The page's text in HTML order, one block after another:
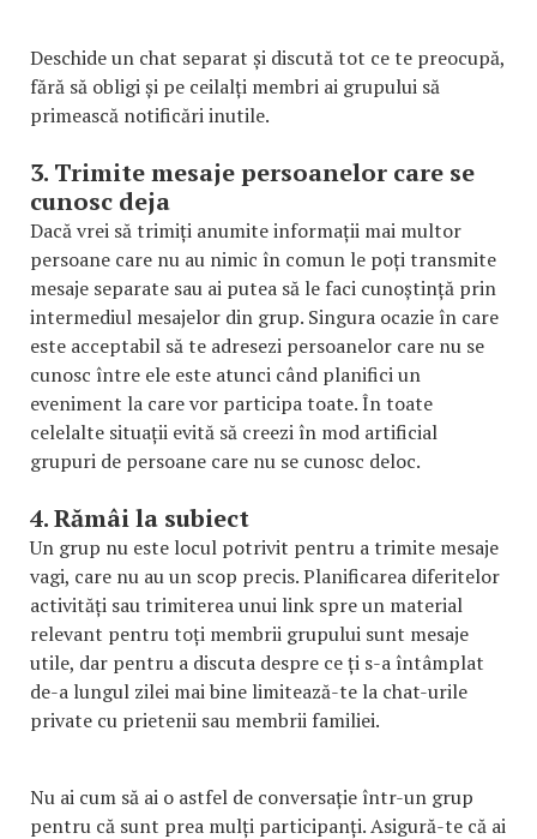
Deschide un chat separat și discută tot ce te preocupă,
fără să obligi și pe ceilalți membri ai grupului să
primească notificări inutile.
3. Trimite mesaje persoanelor care se
cunosc deja
Dacă vrei să trimiți anumite informații mai multor
persoane care nu au nimic în comun le poți transmite
mesaje separate sau ai putea să le faci cunoștință prin
intermediul mesajelor din grup. Singura ocazie în care
este acceptabil să te adresezi persoanelor care nu se
cunosc între ele este atunci când planifici un
eveniment la care vor participa toate. În toate
celelalte situații evită să creezi în mod artificial
grupuri de persoane care nu se cunosc deloc.
4. Rămâi la subiect
Un grup nu este locul potrivit pentru a trimite mesaje
vagi, care nu au un scop precis. Planificarea diferitelor
activități sau trimiterea unui link spre un material
relevant pentru toți membrii grupului sunt mesaje
utile, dar pentru a discuta despre ce ți s-a întâmplat
de-a lungul zilei mai bine limitează-te la chat-urile
private cu prietenii sau membrii familiei.
Nu ai cum să ai o astfel de conversație într-un grup
pentru că sunt prea mulți participanți. Asigură-te că ai